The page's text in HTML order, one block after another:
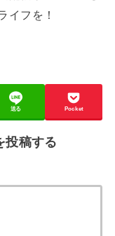
イフを！
送る Pocket
投稿する